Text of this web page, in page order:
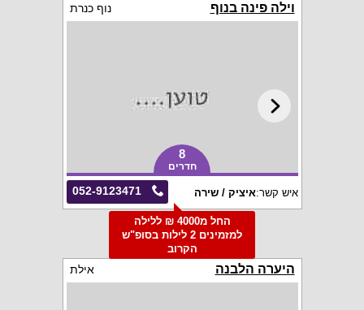
וילה פינה בנוף נוף כנרת
8
חדרים
052-9123471 איש קשר:איציק / שירה
החל מ4000 ₪ ללילה
למזמינים 2 לילות בסופ"ש
הקרוב
היערה הלבנה אילת